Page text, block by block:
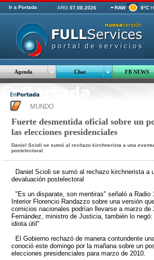
Ir a Portada ARG 07.08.2026 RAW 8ºC
Agenda Chat FB NEWS
MUNDO
Fuerte desmentida oficial sobre un
las elecciones presidenciales
Daniel Scioli se sumó al rechazo kirchnerista a una
postelectoral
Daniel Scioli se sumó al rechazo kirchnerista a
devaluación postelectoral
"Es un disparate, son mentiras" señaló a Radio
Interior Florencio Randazzo sobre una versión
comicios nacionales podrían llevarse a marzo de
Fernández, ministro de Justicia, también lo
idiota útil"
El Gobierno rechazó de manera contundente
conoció este domingo por la mañana sobre un
elecciones presidenciales para marzo de 2010.